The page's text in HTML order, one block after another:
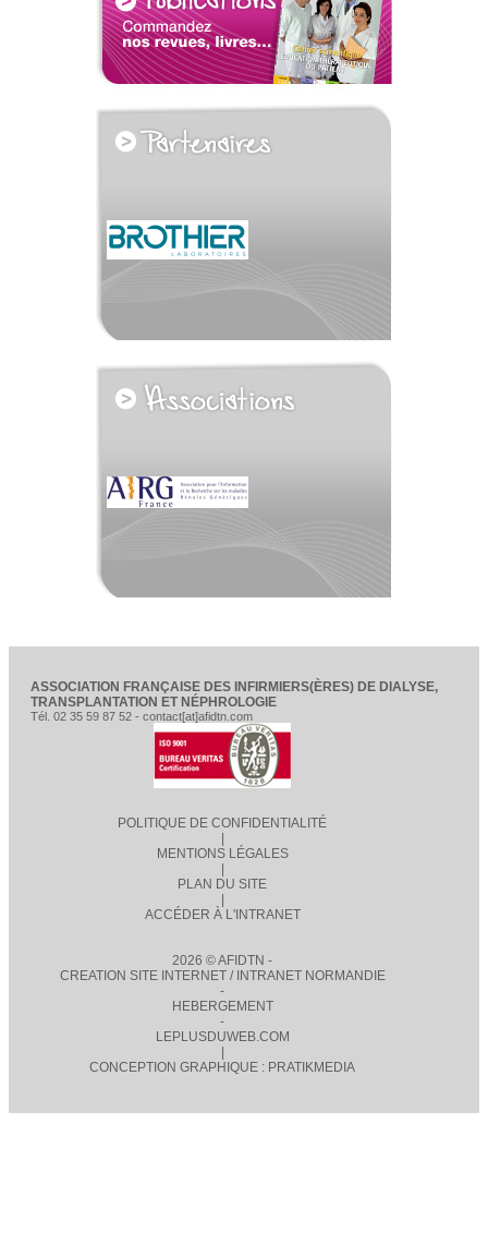
voir tous les partenaires
ASSOCIATION FRANÇAISE DES INFIRMIERS(ÈRES) DE DIALYSE,
TRANSPLANTATION ET NÉPHROLOGIE
Tél. 02 35 59 87 52 - contact[at]afidtn.com
POLITIQUE DE CONFIDENTIALITÉ
MENTIONS LÉGALES
PLAN DU SITE
ACCÉDER À L'INTRANET
2026 © AFIDTN -
CREATION SITE INTERNET / INTRANET NORMANDIE
-
HEBERGEMENT
-
LEPLUSDUWEB.COM
CONCEPTION GRAPHIQUE : PRATIKMEDIA